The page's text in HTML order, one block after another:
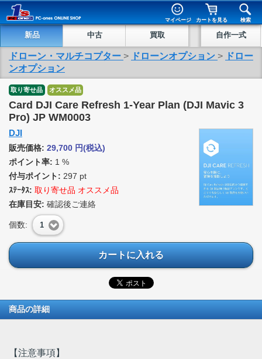
マイページ カートを見る 検索
新品 中古 買取 自作一式
ドローン・マルチコプター > ドローンオプション >
ドロー
ンオプション
取り寄せ品 オススメ品
Card DJI Care Refresh 1-Year Plan (DJI Mavic 3
Pro) JP WM0003
DJI
販売価格: 29,700 円(税込)
ポイント率: 1 %
付与ポイント: 297 pt
ｽﾃｰﾀｽ: 取り寄せ品 オススメ品
在庫目安: 確認後ご連絡
個数: 1
カートに入れる
商品の詳細
【注意事項】